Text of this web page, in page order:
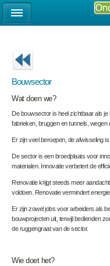
Bouwsector
Wat doen we?
De bouwsector is heel zichtbaar als
fabrieken, bruggen en tunnels,
Er zijn veel beroepen, de afwisseling
De sector is een broedplaats voor
materialen. Innovatie verbetert de
Renovatie krijgt steeds meer
voldoen. Renovatie vermindert
Er zijn zowel jobs voor arbeiders als
bouwprojecten uit, terwijl bedienden
de ruggengraat van de sector.
Wie doet het?